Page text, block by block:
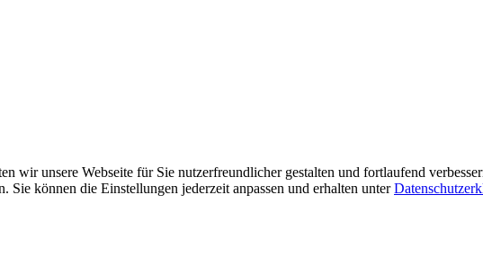
wir unsere Webseite für Sie nutzerfreundlicher gestalten und fortlaufend
Sie können die Einstellungen jederzeit anpassen und erhalten unter